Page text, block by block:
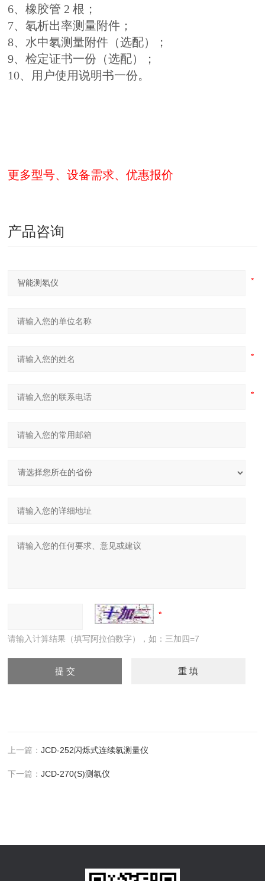
6、橡胶管 2 根；
7、氡析出率测量附件；
8、水中氡测量附件（选配）；
9、检定证书一份（选配）；
10、用户使用说明书一份。
更多型号、设备需求、优惠报价
产品咨询
请输入计算结果（填写阿拉伯数字），如：三加四=7
上一篇：JCD-252闪烁式连续氡测量仪
下一篇：JCD-270(S)测氡仪